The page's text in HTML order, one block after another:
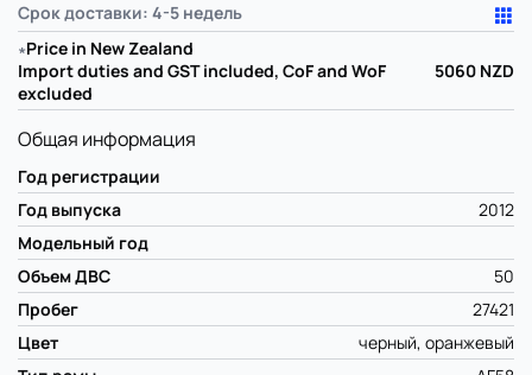
Срок доставки: 4-5 недель
∗Price in New Zealand
Import duties and GST included, CoF and WoF
excluded
5060 NZD
Общая информация
Год регистрации
Год выпуска
2012
Модельный год
Объем ДВС
50
Пробег
27421
Цвет
черный, оранжевый